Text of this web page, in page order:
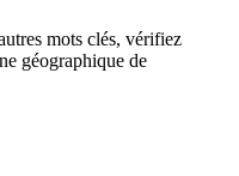
mots clés, vérifiez
géographique de